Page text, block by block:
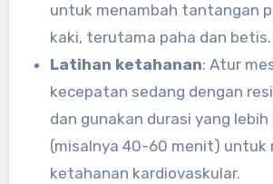
untuk menambah tantangan
kaki, terutama paha dan betis.
Latihan ketahanan: Atur
kecepatan sedang dengan
dan gunakan durasi yang lebih
(misalnya 40-60 menit) untuk
ketahanan kardiovaskular.